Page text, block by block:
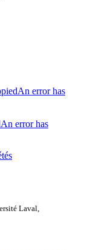
An error has
An error has
Laval,